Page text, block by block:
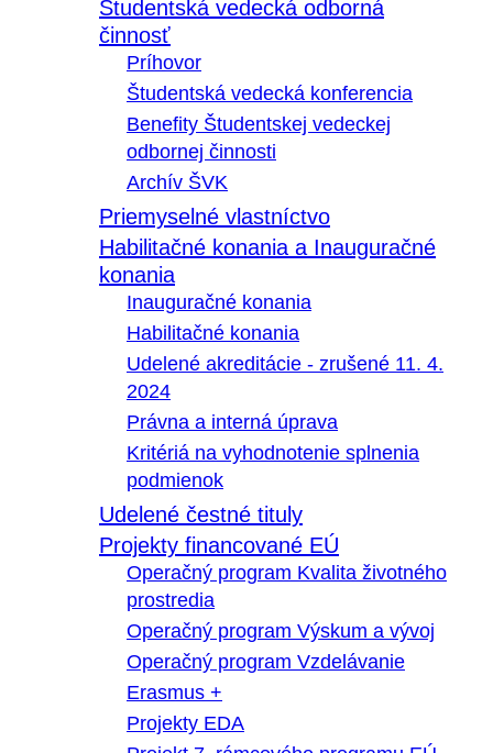
Študentská vedecká odborná
činnosť
Príhovor
Študentská vedecká konferencia
Benefity Študentskej vedeckej
odbornej činnosti
Archív ŠVK
Priemyselné vlastníctvo
Habilitačné konania a Inauguračné
konania
Inauguračné konania
Habilitačné konania
Udelené akreditácie - zrušené 11. 4.
2024
Právna a interná úprava
Kritériá na vyhodnotenie splnenia
podmienok
Udelené čestné tituly
Projekty financované EÚ
Operačný program Kvalita životného
prostredia
Operačný program Výskum a vývoj
Operačný program Vzdelávanie
Erasmus +
Projekty EDA